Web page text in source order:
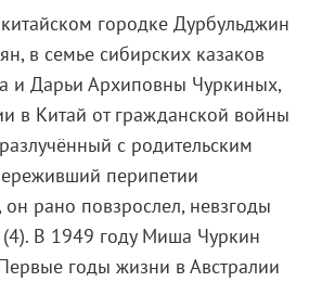
городке Дурбульджин
в семье сибирских казаков
и Дарьи Архиповны Чуркиных,
в Китай от гражданской войны
с родительским
перипетии
рано повзрослел, невзгоды
В 1949 году Миша Чуркин
годы жизни в Австралии